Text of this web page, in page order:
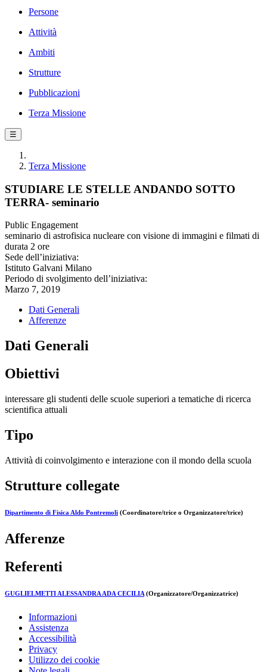
Persone
Attività
Ambiti
Strutture
Pubblicazioni
Terza Missione
☰
Terza Missione
STUDIARE LE STELLE ANDANDO SOTTO
TERRA- seminario
Public Engagement
seminario di astrofisica nucleare con visione di immagini e filmati di
durata 2 ore
Sede dell’iniziativa:
Istituto Galvani Milano
Periodo di svolgimento dell’iniziativa:
Marzo 7, 2019
Dati Generali
Afferenze
Dati Generali
Obiettivi
interessare gli studenti delle scuole superiori a tematiche di ricerca
scientifica attuali
Tipo
Attività di coinvolgimento e interazione con il mondo della scuola
Strutture collegate
Dipartimento di Fisica Aldo Pontremoli (Coordinatore/trice o Organizzatore/trice)
Afferenze
Referenti
GUGLIELMETTI ALESSANDRA ADA CECILIA (Organizzatore/Organizzatrice)
Informazioni
Assistenza
Accessibilità
Privacy
Utilizzo dei cookie